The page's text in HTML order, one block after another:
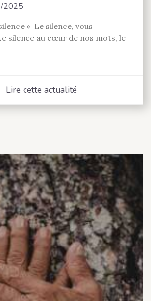
2025
» Le silence, vous
silence au cœur de nos mots, le
Lire cette actualité